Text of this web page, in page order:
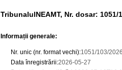
TribunalulNEAMT, Nr. dosar: 1051/
Informații generale:
Nr. unic (nr. format vechi):1051/103/2026
Data înregistrării:2026-05-27